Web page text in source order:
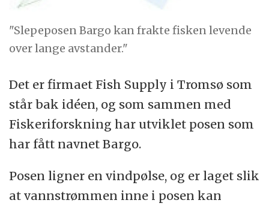
"Slepeposen Bargo kan frakte fisken levende
over lange avstander."
Det er firmaet Fish Supply i Tromsø som
står bak idéen, og som sammen med
Fiskeriforskning har utviklet posen som
har fått navnet Bargo.
Posen ligner en vindpølse, og er laget slik
at vannstrømmen inne i posen kan